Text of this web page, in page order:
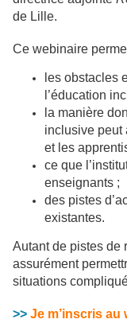
de Lille.
Ce webinaire
les obstacles
l’éducation
la manière
inclusive peut
et les
ce que
enseignants ;
des pistes
existantes.
Autant de pistes de
assurément
situations
>> Je m’inscris au